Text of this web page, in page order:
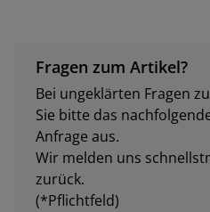
Fragen zum Artikel?
Bei ungeklärten Fragen
Sie bitte das
Anfrage aus.
Wir melden uns
zurück.
(*Pflichtfeld)